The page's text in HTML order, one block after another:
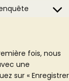
Consent
fois, nous
une
sur « Enregistrer